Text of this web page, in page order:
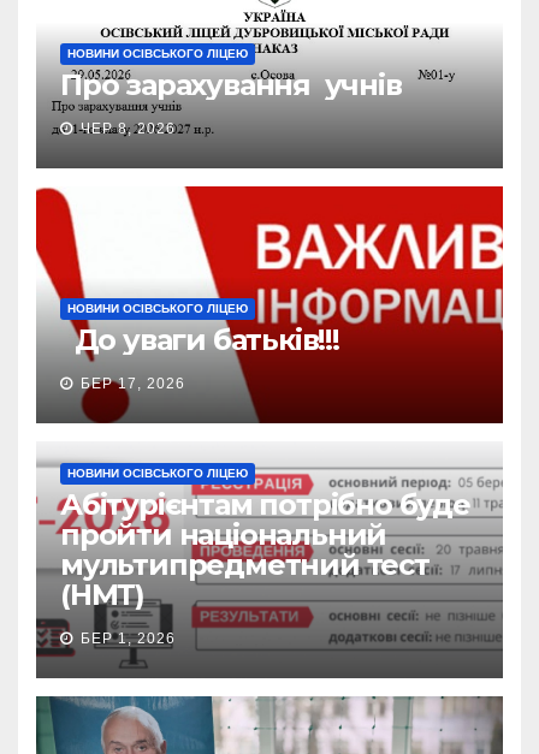
НОВИНИ ОСІВСЬКОГО ЛІЦЕЮ
Про зарахування учнів
ЧЕР 8, 2026
НОВИНИ ОСІВСЬКОГО ЛІЦЕЮ
До уваги батьків!!!
БЕР 17, 2026
НОВИНИ ОСІВСЬКОГО ЛІЦЕЮ
Абітурієнтам потрібно буде
пройти національний
мультипредметний тест
(НМТ)
БЕР 1, 2026